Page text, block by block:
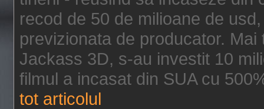
recod de 50 de milioane de
previzionata de producator.
Jackass 3D, s-au investit 10
filmul a incasat din SUA cu
tot articolul